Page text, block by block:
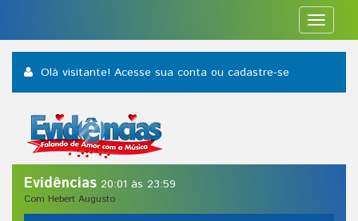
Toggle
Olá visitante! Acesse sua conta ou cadastre-se
Evidências 20:01 às 23:59
Com Hebert Augusto